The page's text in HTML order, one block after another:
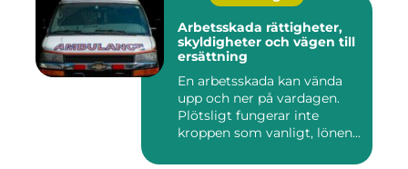
Arbetsskada rättigheter,
skyldigheter och vägen till
ersättning
En arbetsskada kan vända
upp och ner på vardagen.
Plötsligt fungerar inte
kroppen som vanligt, lönen...